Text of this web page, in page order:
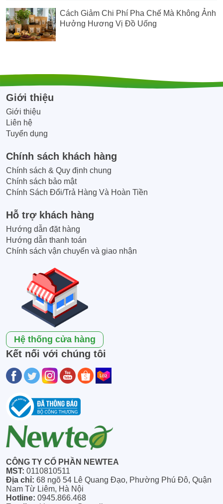
Cách Giảm Chi Phí Pha Chế Mà Không Ảnh
Hưởng Hương Vị Đồ Uống
Giới thiệu
Giới thiệu
Liên hệ
Tuyển dụng
Chính sách khách hàng
Chính sách & Quy định chung
Chính sách bảo mật
Chính Sách Đổi/Trả Hàng Và Hoàn Tiền
Hỗ trợ khách hàng
Hướng dẫn đặt hàng
Hướng dẫn thanh toán
Chính sách vận chuyển và giao nhận
Hệ thống cửa hàng
Kết nối với chúng tôi
CÔNG TY CỔ PHẦN NEWTEA
MST: 0110810511
Địa chỉ: 68 ngõ 54 Lê Quang Đạo, Phường Phú Đô, Quận
Nam Từ Liêm, Hà Nội
Hotline: 0945.866.468